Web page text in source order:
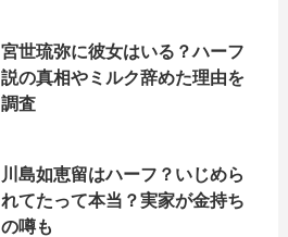
宮世琉弥に彼女はいる？ハーフ
説の真相やミルク辞めた理由を
調査
川島如恵留はハーフ？いじめら
れてたって本当？実家が金持ち
の噂も